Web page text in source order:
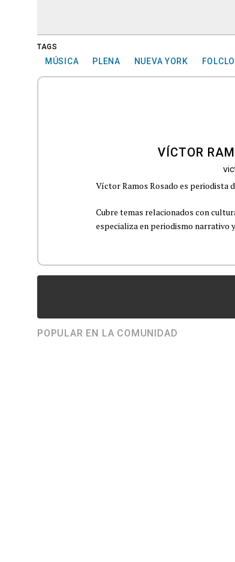
TAGS
MÚSICA PLENA NUEVA YORK
VÍCTOR
Víctor Ramos Rosado es periodista
Cubre temas relacionados con
especializa en periodismo narrativo
POPULAR EN LA COMUNIDAD